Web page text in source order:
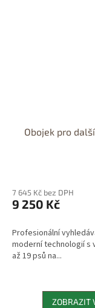
Obojek pro
7 645 Kč bez DPH
9 250 Kč
Profesionální
moderní technologií s
až 19 psů na...
ZOBRAZIT